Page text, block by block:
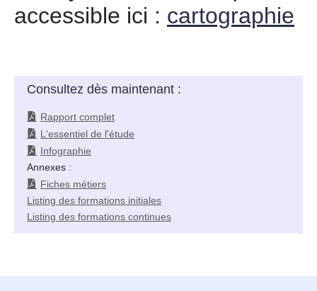
accessible ici : cartographie
Consultez dès maintenant :
Rapport complet
L'essentiel de l'étude
Infographie
Annexes :
Fiches métiers
Listing des formations initiales
Listing des formations continues